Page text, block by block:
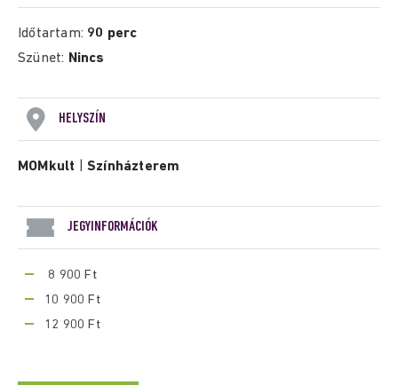
Időtartam: 90 perc
Szünet: Nincs
HELYSZÍN
MOMkult |Színházterem
JEGYINFORMÁCIÓK
8 900 Ft
10 900 Ft
12 900 Ft